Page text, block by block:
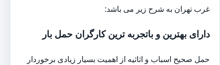
غرب تهران به شرح زیر می باشد:
دارای بهترین و باتجربه ترین کارگران حمل بار
حمل صحیح اسباب و اثاثیه از اهمیت بسیار زیادی برخوردار